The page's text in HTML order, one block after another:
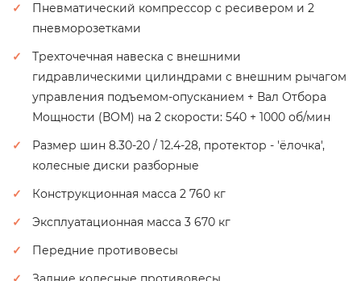
Пневматический компрессор с ресивером и 2
пневморозетками
Трехточечная навеска с внешними
гидравлическими цилиндрами с внешним рычагом
управления подъемом-опусканием + Вал Отбора
Мощности (ВОМ) на 2 скорости: 540 + 1000 об/мин
Размер шин 8.30-20 / 12.4-28, протектор - 'ёлочка',
колесные диски разборные
Конструкционная масса 2 760 кг
Эксплуатационная масса 3 670 кг
Передние противовесы